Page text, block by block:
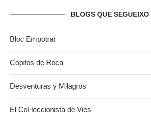
BLOGS QUE SEGUEIXO
Bloc Empotrat
Copitos de Roca
Desventuras y Milagros
El Col·leccionista de Vies